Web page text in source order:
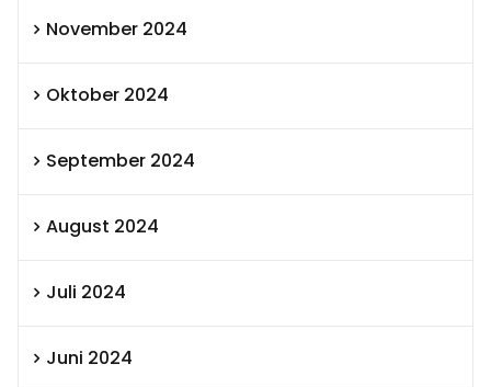
November 2024
Oktober 2024
September 2024
August 2024
Juli 2024
Juni 2024